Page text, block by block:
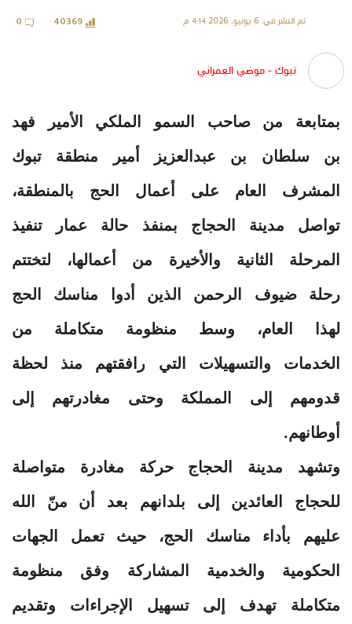
تم النشر في: 6 يونيو، 2026 4:14 م 40369
0
تبوك - موضي العمراني
بمتابعة من صاحب السمو الملكي الأمير فهد
بن سلطان بن عبدالعزيز أمير منطقة تبوك
المشرف العام على أعمال الحج بالمنطقة،
تواصل مدينة الحجاج بمنفذ حالة عمار تنفيذ
المرحلة الثانية والأخيرة من أعمالها، لتختتم
رحلة ضيوف الرحمن الذين أدوا مناسك الحج
لهذا العام، وسط منظومة متكاملة من
الخدمات والتسهيلات التي رافقتهم منذ لحظة
قدومهم إلى المملكة وحتى مغادرتهم إلى
أوطانهم.
وتشهد مدينة الحجاج حركة مغادرة متواصلة
للحجاج العائدين إلى بلدانهم بعد أن منّ الله
عليهم بأداء مناسك الحج، حيث تعمل الجهات
الحكومية والخدمية المشاركة وفق منظومة
متكاملة تهدف إلى تسهيل الإجراءات وتقديم